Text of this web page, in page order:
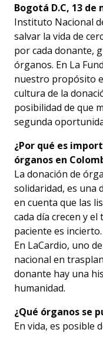
Bogotá D.C, 13 de
Instituto Nacional
salvar la vida de
por cada donante,
órganos. En La
nuestro propósito
cultura de la
posibilidad de que
segunda
¿Por qué es
órganos en
La donación de
solidaridad, es una
en cuenta que las
cada día crecen y
paciente es incierto.
En LaCardio, uno
nacional en
donante hay una
humanidad.
¿Qué órganos se
En vida, es posible